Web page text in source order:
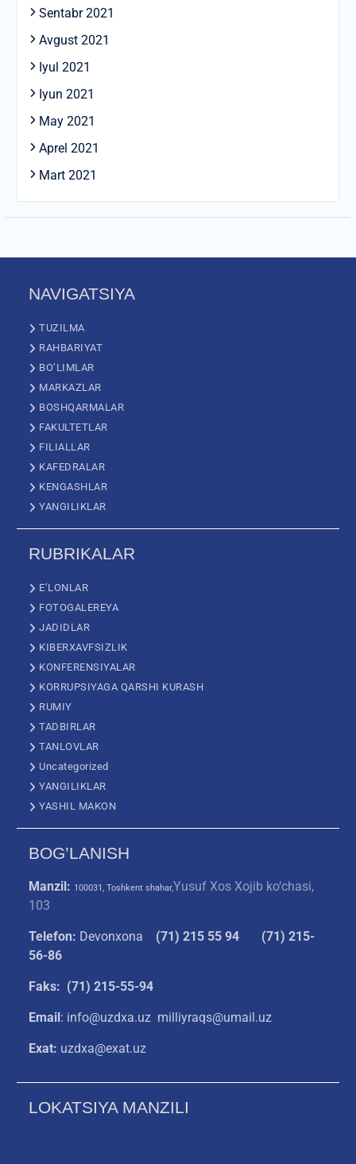
Sentabr 2021
Avgust 2021
Iyul 2021
Iyun 2021
May 2021
Aprel 2021
Mart 2021
NAVIGATSIYA
TUZILMA
RAHBARIYAT
BO’LIMLAR
MARKAZLAR
BOSHQARMALAR
FAKULTETLAR
FILIALLAR
KAFEDRALAR
KENGASHLAR
YANGILIKLAR
RUBRIKALAR
E’LONLAR
FOTOGALEREYA
JADIDLAR
KIBERXAVFSIZLIK
KONFERENSIYALAR
KORRUPSIYAGA QARSHI KURASH
RUMIY
TADBIRLAR
TANLOVLAR
Uncategorized
YANGILIKLAR
YASHIL MAKON
BOG’LANISH
Manzil: 100031, Toshkent shahar,Yusuf Xos Xojib ko‘chasi,
103
Telefon: Devonxona (71) 215 55 94
(71) 215-
56-86
Faks: (71) 215-55-94
Email: info@uzdxa.uz milliyraqs@umail.uz
Exat: uzdxa@exat.uz
LOKATSIYA MANZILI